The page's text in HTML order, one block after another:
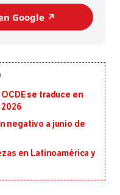
Google ↗️
se traduce en
negativo a junio de
en Latinoamérica y